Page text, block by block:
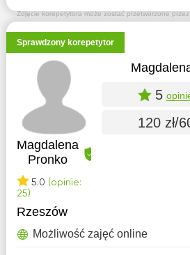
Zdjęcie korepetytora może zostać przetworzone
Sprawdzony korepetytor
Magdalena
Pronko
5.0 (opinie:
25)
5
120 zł/
Rzeszów
Możliwość zajęć online